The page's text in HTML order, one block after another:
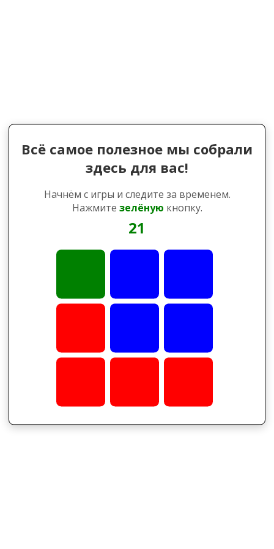
Всё самое полезное мы собрали
здесь для вас!
Начнём с игры и следите за временем.
Нажмите зелёную кнопку.
21